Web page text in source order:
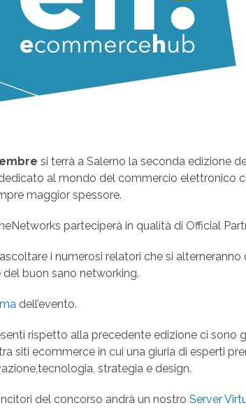
si terrà a Salerno la seconda edizione
al mondo del commercio elettronico
maggior spessore.
parteciperà in qualità di Official
i numerosi relatori che si
del buon sano networking.
dell’evento.
rispetto alla precedente edizione ci sono
siti ecommerce in cui una giuria di esperti
strategia e design.
del concorso andrà un nostro Server